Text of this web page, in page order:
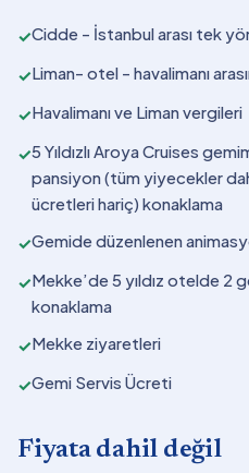
✓Cidde - İstanbul arası tek
✓Liman- otel - havalimanı
✓Havalimanı ve Liman vergileri
✓5 Yıldızlı Aroya Cruises
pansiyon (tüm yiyecekler
ücretleri hariç) konaklama
✓Gemide düzenlenen
✓Mekke’de 5 yıldız otelde 2
konaklama
✓Mekke ziyaretleri
✓Gemi Servis Ücreti
Fiyata dahil değil